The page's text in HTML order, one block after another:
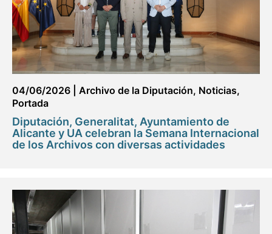
04/06/2026 Archivo de la Diputación, Noticias,
Portada
Diputación, Generalitat, Ayuntamiento de
Alicante y UA celebran la Semana Internacional
de los Archivos con diversas actividades